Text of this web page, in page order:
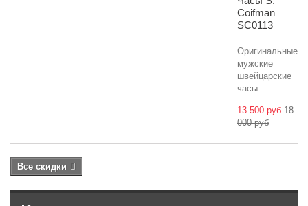
Coifman
SC0113
Оригинальные
мужские
швейцарские
часы...
13 500 руб 18
000 руб
Все скидки